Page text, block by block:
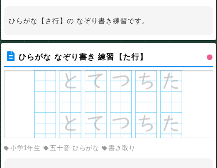
ひらがな【さ行】の なぞり書き練習です。
ひらがな なぞり書き 練習【た行】
小学1年生 五十音 ひらがな 書き取り